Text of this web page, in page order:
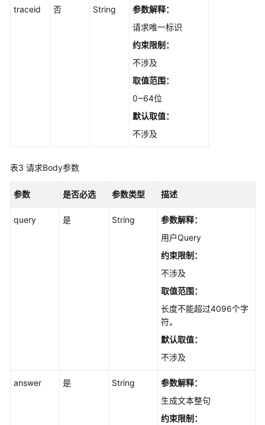
知
录
理
结
管
traceid 否 String
参数解释：
请求唯一标识
约束限制：
不涉及
取值范围：
0~64位
默认取值：
不涉及
表3 请求Body参数
参数 是否必选 参数类型 描述
query 是 String
参数解释：
用户Query
约束限制：
不涉及
取值范围：
长度不能超过4096个字
符。
默认取值：
不涉及
answer 是 String
参数解释：
生成文本整句
约束限制：